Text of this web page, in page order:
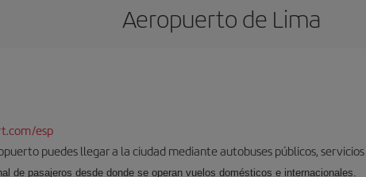
Aeropuerto de Lima
esp
puedes llegar a la ciudad mediante autobuses públicos,
de pasajeros desde donde se operan vuelos domésticos e internacionales.